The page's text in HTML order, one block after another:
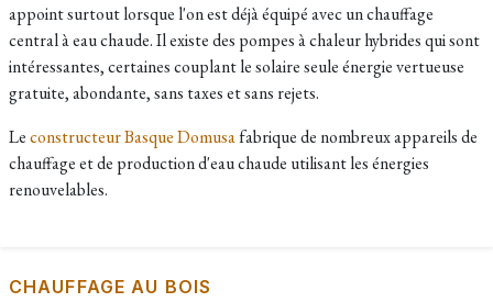
appoint surtout lorsque l'on est déjà équipé avec un chauffage
central à eau chaude. Il existe des pompes à chaleur hybrides qui sont
intéressantes, certaines couplant le solaire seule énergie vertueuse
gratuite, abondante, sans taxes et sans rejets.
Leconstructeur Basque Domusafabrique de nombreux appareils de
chauffage et de production d'eau chaude utilisant les énergies
renouvelables.
CHAUFFAGE AU BOIS